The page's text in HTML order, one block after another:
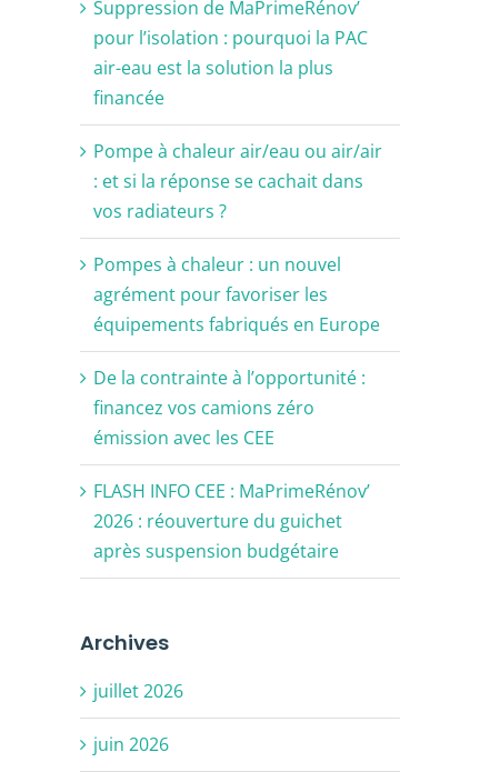
Suppression de MaPrimeRénov’
pour l’isolation : pourquoi la PAC
air-eau est la solution la plus
financée
Pompe à chaleur air/eau ou air/air
: et si la réponse se cachait dans
vos radiateurs ?
Pompes à chaleur : un nouvel
agrément pour favoriser les
équipements fabriqués en Europe
De la contrainte à l’opportunité :
financez vos camions zéro
émission avec les CEE
FLASH INFO CEE : MaPrimeRénov’
2026 : réouverture du guichet
après suspension budgétaire
Archives
juillet 2026
juin 2026